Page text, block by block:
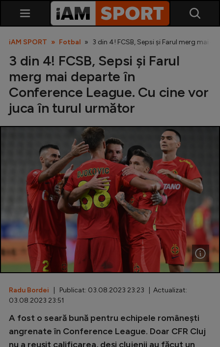
SuperLiga
Liga 2
Cupa României
Echipa Națională
U21
Fotbal feminin
Special
Diverse
Inedit
Clasamente
iAM SPORT Fotbal 3 din 4! FCSB, Sepsi și Farul merg mai
3 din 4! FCSB, Sepsi și Farul
merg mai departe în
Conference League. Cu cine vor
juca în turul următor
Radu Bordei | Publicat: 03.08.2023 23:23 | Actualizat:
03.08.2023 23:51
A fost o seară bună pentru echipele românești
angrenate în Conference League. Doar CFR Cluj
nu a reușit calificarea, deși clujenii au făcut un